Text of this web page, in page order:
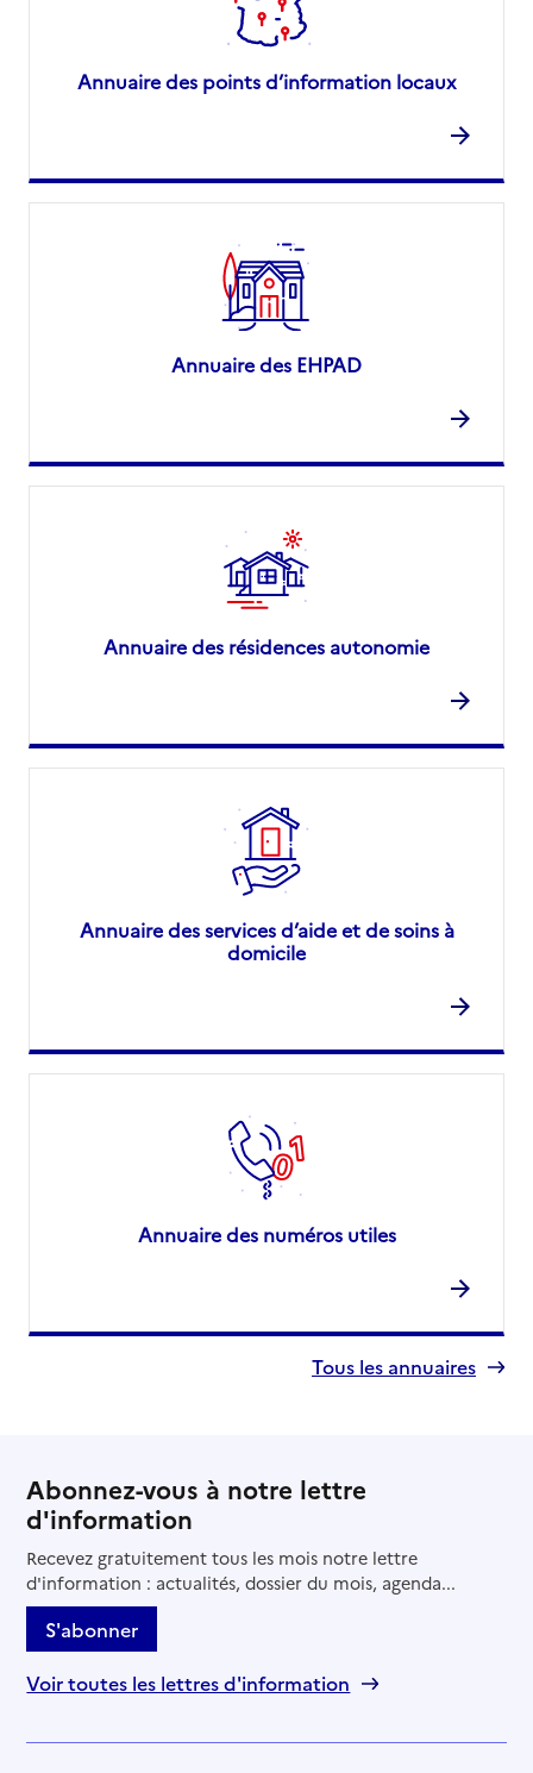
Annuaire des points d’information locaux
Annuaire des EHPAD
Annuaire des résidences autonomie
Annuaire des services d’aide et de soins à
domicile
Annuaire des numéros utiles
Tous les annuaires
Abonnez-vous à notre lettre
d'information
Recevez gratuitement tous les mois notre lettre
d'information : actualités, dossier du mois, agenda...
S'abonner
Voir toutes les lettres d'information